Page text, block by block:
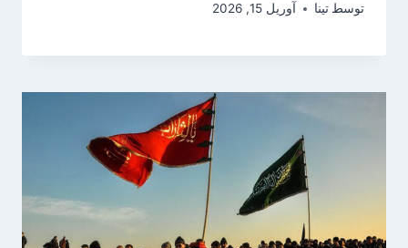
توسط تینا آوریل 15, 2026